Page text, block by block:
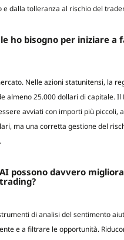
e dalla tolleranza al rischio del
ho bisogno per iniziare a
Nelle azioni statunitensi, la
almeno 25.000 dollari di capitale. Il
avviati con importi più piccoli,
ma una corretta gestione del
possono davvero
di analisi del sentimento
e a filtrare le opportunità.